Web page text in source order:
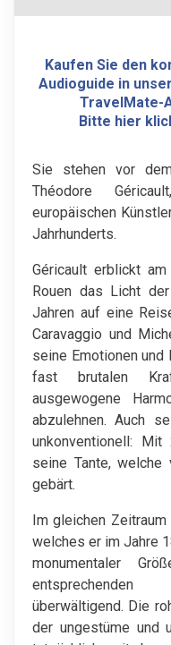
Kaufen Sie den
Audioguide in
TravelMate-
Bitte hier
Sie stehen vor
Théodore
europäischen
Jahrhunderts.
Géricault erblickt
Rouen das Licht
Jahren auf eine
Caravaggio und
seine Emotionen und
fast brutalen
ausgewogene
abzulehnen. Auch
unkonventionell:
seine Tante,
gebärt.
Im gleichen
welches er im Jahre
monumentaler
entsprechenden
überwältigend. Die
der ungestüme und